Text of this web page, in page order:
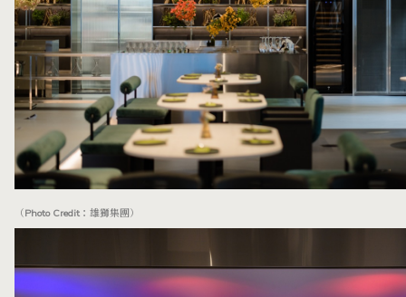
（Photo Credit：雄獅集團）